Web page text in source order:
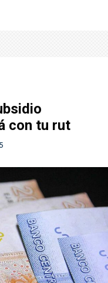
con tu rut